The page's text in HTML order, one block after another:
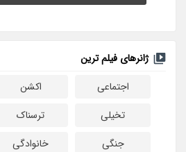
ژانرهای فیلم ترین
اجتماعی
اکشن
تخیلی
ترسناک
جنگی
خانوادگی